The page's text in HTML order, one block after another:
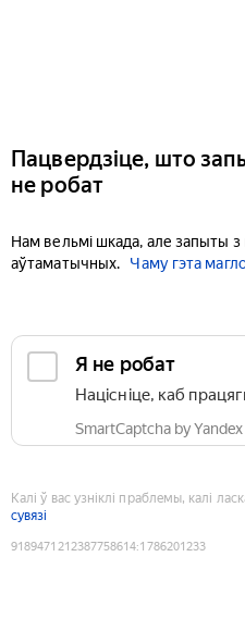
Пацвердзіце, што
не робат
Нам вельмі шкада, але запыты
аўтаматычных.
Чаму гэта
Я не робат
Націсніце, каб
SmartCaptcha by
Калі ў вас узніклі праблемы, калі
сувязі
9189471212387758614:1786201233